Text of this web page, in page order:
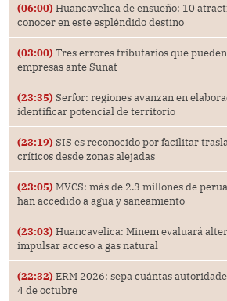
(06:00) Huancavelica de ensueño: 10
conocer en este espléndido destino
(03:00) Tres errores tributarios que
empresas ante Sunat
(23:35) Serfor: regiones avanzan en
identificar potencial de territorio
(23:19) SIS es reconocido por facilitar
críticos desde zonas alejadas
(23:05) MVCS: más de 2.3 millones de
han accedido a agua y saneamiento
(23:03) Huancavelica: Minem evaluará
impulsar acceso a gas natural
(22:32) ERM 2026: sepa cuántas
4 de octubre